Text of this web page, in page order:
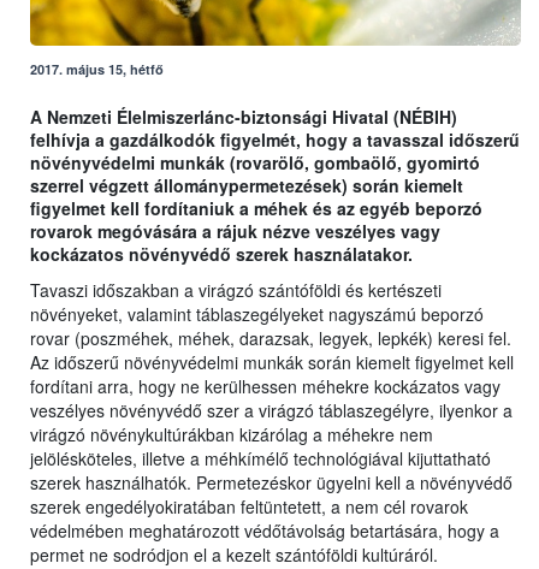
2017. május 15, hétfő
A Nemzeti Élelmiszerlánc-biztonsági Hivatal (NÉBIH)
felhívja a gazdálkodók figyelmét, hogy a tavasszal időszerű
növényvédelmi munkák (rovarölő, gombaölő, gyomirtó
szerrel végzett állománypermetezések) során kiemelt
figyelmet kell fordítaniuk a méhek és az egyéb beporzó
rovarok megóvására a rájuk nézve veszélyes vagy
kockázatos növényvédő szerek használatakor.
Tavaszi időszakban a virágzó szántóföldi és kertészeti
növényeket, valamint táblaszegélyeket nagyszámú beporzó
rovar (poszméhek, méhek, darazsak, legyek, lepkék) keresi fel.
Az időszerű növényvédelmi munkák során kiemelt figyelmet kell
fordítani arra, hogy ne kerülhessen méhekre kockázatos vagy
veszélyes növényvédő szer a virágzó táblaszegélyre, ilyenkor a
virágzó növénykultúrákban kizárólag a méhekre nem
jelölésköteles, illetve a méhkímélő technológiával kijuttatható
szerek használhatók. Permetezéskor ügyelni kell a növényvédő
szerek engedélyokiratában feltüntetett, a nem cél rovarok
védelmében meghatározott védőtávolság betartására, hogy a
permet ne sodródjon el a kezelt szántóföldi kultúráról.